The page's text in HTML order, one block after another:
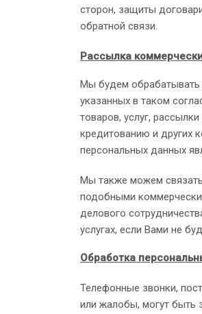
сторон, защиты
обратной связи.
Рассылка
Мы будем обрабатывать
указанных в таком
товаров, услуг,
кредитованию и других
персональных данных
Мы также можем
подобными
делового
услугах, если Вами не
Обработка
Телефонные звонки,
или жалобы, могут быть